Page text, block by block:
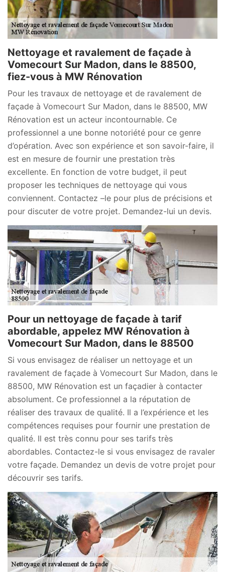
Nettoyage et ravalement de façade à
Vomecourt Sur Madon, dans le 88500,
fiez-vous à MW Rénovation
Pour les travaux de nettoyage et de ravalement de
façade à Vomecourt Sur Madon, dans le 88500, MW
Rénovation est un acteur incontournable. Ce
professionnel a une bonne notoriété pour ce genre
d’opération. Avec son expérience et son savoir-faire, il
est en mesure de fournir une prestation très
excellente. En fonction de votre budget, il peut
proposer les techniques de nettoyage qui vous
conviennent. Contactez –le pour plus de précisions et
pour discuter de votre projet. Demandez-lui un devis.
Pour un nettoyage de façade à tarif
abordable, appelez MW Rénovation à
Vomecourt Sur Madon, dans le 88500
Si vous envisagez de réaliser un nettoyage et un
ravalement de façade à Vomecourt Sur Madon, dans le
88500, MW Rénovation est un façadier à contacter
absolument. Ce professionnel a la réputation de
réaliser des travaux de qualité. Il a l’expérience et les
compétences requises pour fournir une prestation de
qualité. Il est très connu pour ses tarifs très
abordables. Contactez-le si vous envisagez de ravaler
votre façade. Demandez un devis de votre projet pour
découvrir ses tarifs.